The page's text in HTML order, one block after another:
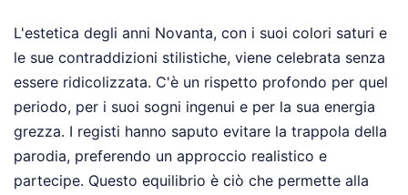
L'estetica degli anni Novanta, con i suoi colori saturi e
le sue contraddizioni stilistiche, viene celebrata senza
essere ridicolizzata. C'è un rispetto profondo per quel
periodo, per i suoi sogni ingenui e per la sua energia
grezza. I registi hanno saputo evitare la trappola della
parodia, preferendo un approccio realistico e
partecipe. Questo equilibrio è ciò che permette alla